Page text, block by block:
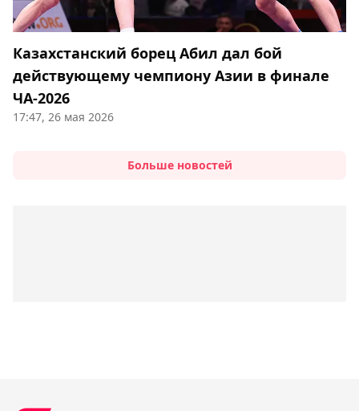
Казахстанский борец Абил дал бой
действующему чемпиону Азии в финале
ЧА-2026
17:47, 26 мая 2026
Больше новостей